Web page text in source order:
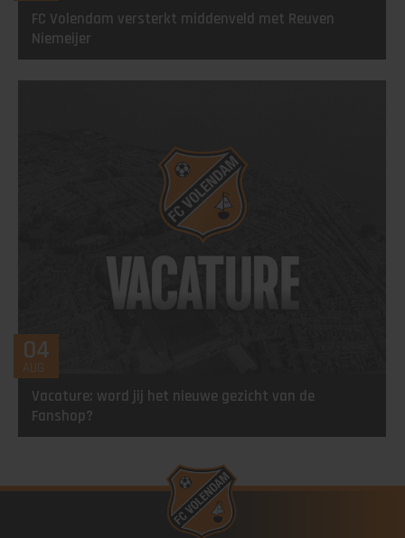
FC Volendam versterkt middenveld met Reuven
Niemeijer
04
AUG
Vacature: word jij het nieuwe gezicht van de
Fanshop?